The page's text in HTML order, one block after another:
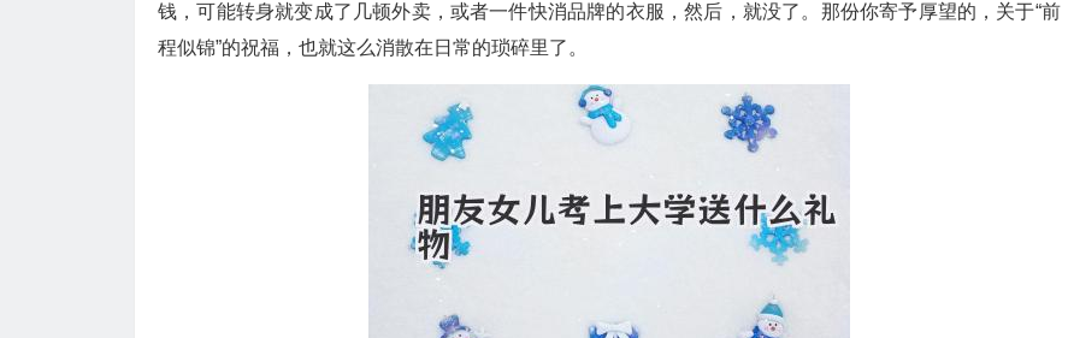
钱，可能转身就变成了几顿外卖，或者一件快消品牌的衣服，然后，就没了。那份你寄予厚望的，关于“前
程似锦”的祝福，也就这么消散在日常的琐碎里了。